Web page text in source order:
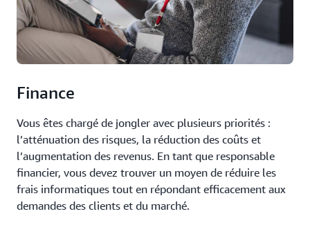
Finance
Vous êtes chargé de jongler avec plusieurs priorités :
l’atténuation des risques, la réduction des coûts et
l’augmentation des revenus. En tant que responsable
financier, vous devez trouver un moyen de réduire les
frais informatiques tout en répondant efficacement aux
demandes des clients et du marché.